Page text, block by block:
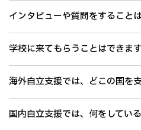
インタビューや質問をすること
学校に来てもらうことはできま
海外自立支援では、どこの国を
国内自立支援では、何をしてい